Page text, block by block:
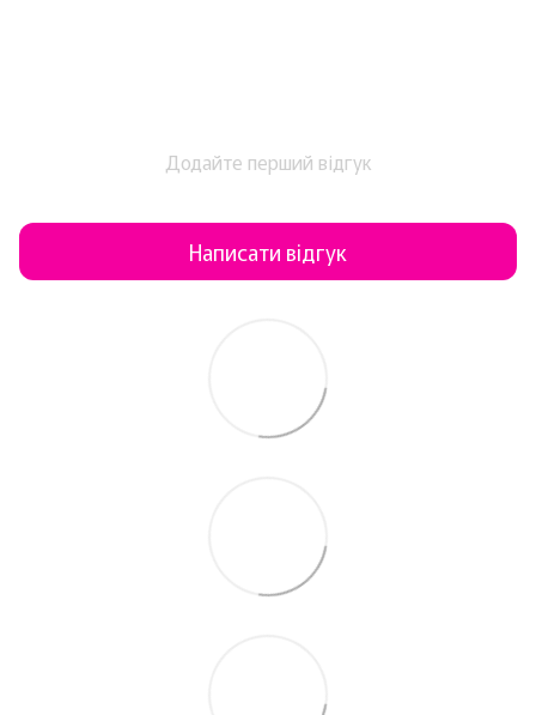
Додайте перший відгук
Написати відгук